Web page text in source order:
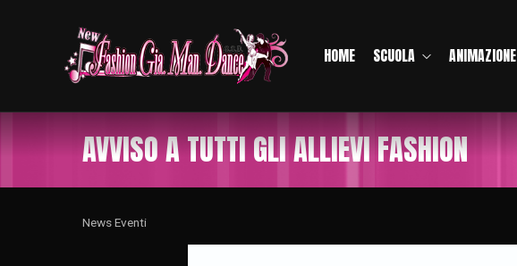
HOME SCUOLA ANIMAZIONE
AVVISO A TUTTI GLI ALLIEVI FASHION
News Eventi